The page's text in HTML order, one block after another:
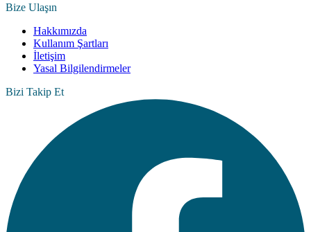
Bize Ulaşın
Hakkımızda
Kullanım Şartları
İletişim
Yasal Bilgilendirmeler
Bizi Takip Et